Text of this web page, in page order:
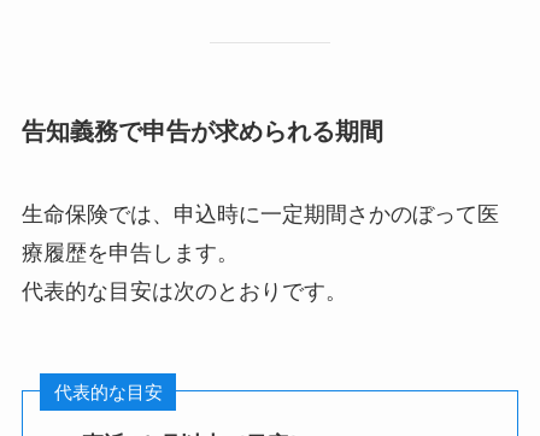
告知義務で申告が求められる期間
生命保険では、申込時に一定期間さかのぼって医
療履歴を申告します。
代表的な目安は次のとおりです。
代表的な目安